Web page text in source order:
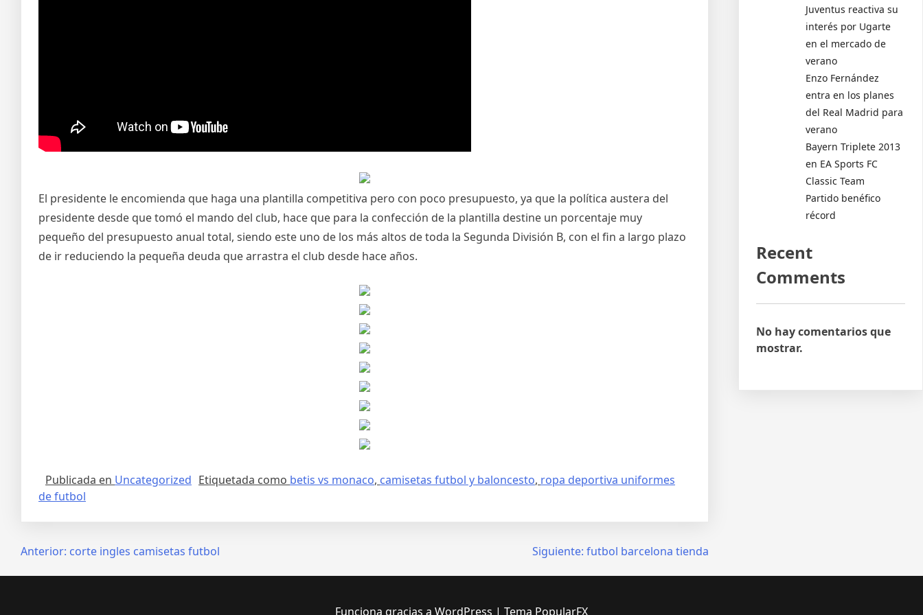
El presidente le encomienda que haga una plantilla competitiva pero con poco presupuesto, ya que la política austera del
presidente desde que tomó el mando del club, hace que para la confección de la plantilla destine un porcentaje muy
pequeño del presupuesto anual total, siendo este uno de los más altos de toda la Segunda División B, con el fin a largo plazo
de ir reduciendo la pequeña deuda que arrastra el club desde hace años.
Publicada en Uncategorized Etiquetada como betis vs monaco, camisetas futbol y baloncesto, ropa deportiva uniformes
de futbol
Navegación
de
Anterior: corte ingles camisetas futbol Siguiente: futbol barcelona tienda
Juventus reactiva su
interés por Ugarte
en el mercado de
verano
Enzo Fernández
entra en los planes
del Real Madrid para
verano
Bayern Triplete 2013
en EA Sports FC
Classic Team
Partido benéfico
récord
Recent
Comments
No hay comentarios que
mostrar.
Funciona gracias a WordPress | Tema PopularFX